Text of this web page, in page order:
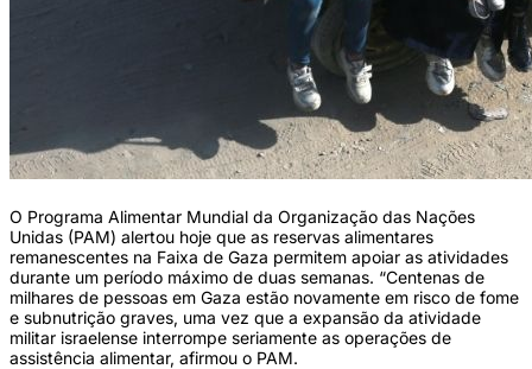
O Programa Alimentar Mundial da Organização das Nações
Unidas (PAM) alertou hoje que as reservas alimentares
remanescentes na Faixa de Gaza permitem apoiar as atividades
durante um período máximo de duas semanas. “Centenas de
milhares de pessoas em Gaza estão novamente em risco de fome
e subnutrição graves, uma vez que a expansão da atividade
militar israelense interrompe seriamente as operações de
assistência alimentar, afirmou o PAM.